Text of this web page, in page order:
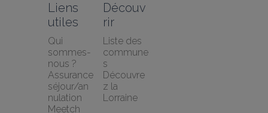
Liens
utiles
Qui
sommes-
nous ?
Assurance
séjour/an
nulation
Meetch
Découv
rir
Liste des
commune
s
Découvre
z la
Lorraine